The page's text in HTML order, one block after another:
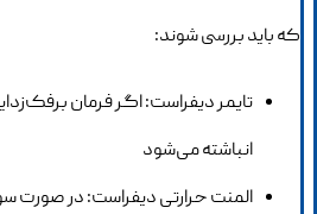
که باید بررسی شوند:
تایمر دیفراست: اگر فرمان
انباشته می‌شود
المنت حرارتی دیفراست: در